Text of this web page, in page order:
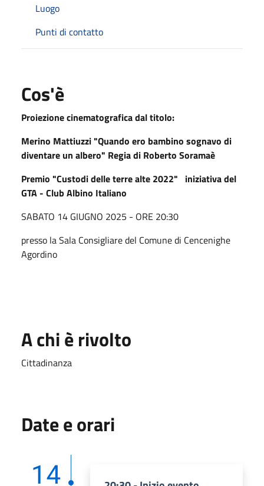
Luogo
Punti di contatto
Cos'è
Proiezione cinematografica dal titolo:
Merino Mattiuzzi "Quando ero bambino sognavo di
diventare un albero" Regia di Roberto Soramaè
Premio "Custodi delle terre alte 2022" iniziativa del
GTA - Club Albino Italiano
SABATO 14 GIUGNO 2025 - ORE 20:30
presso la Sala Consigliare del Comune di Cencenighe
Agordino
A chi è rivolto
Cittadinanza
Date e orari
14